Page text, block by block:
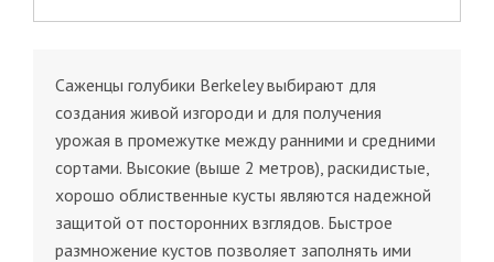
Саженцы голубики Berkeley выбирают для
создания живой изгороди и для получения
урожая в промежутке между ранними и средними
сортами. Высокие (выше 2 метров), раскидистые,
хорошо облиственные кусты являются надежной
защитой от посторонних взглядов. Быстрое
размножение кустов позволяет заполнять ими